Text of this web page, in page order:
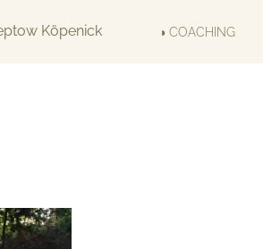
◑ COACHING